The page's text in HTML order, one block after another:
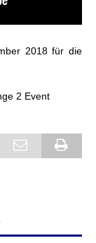
2018 für die
2 Event